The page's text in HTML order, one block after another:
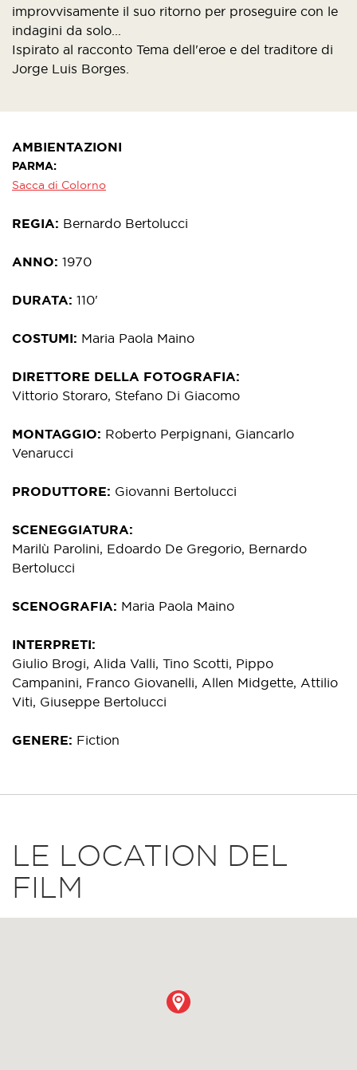
improvvisamente il suo ritorno per proseguire con le
indagini da solo...
Ispirato al racconto Tema dell'eroe e del traditore di
Jorge Luis Borges.
AMBIENTAZIONI
PARMA
Sacca di Colorno
REGIA Bernardo Bertolucci
ANNO 1970
DURATA 110'
COSTUMI Maria Paola Maino
DIRETTORE DELLA FOTOGRAFIA
Vittorio Storaro, Stefano Di Giacomo
MONTAGGIO
Roberto Perpignani, Giancarlo
Venarucci
PRODUTTORE Giovanni Bertolucci
SCENEGGIATURA
Marilù Parolini, Edoardo De Gregorio, Bernardo
Bertolucci
SCENOGRAFIA Maria Paola Maino
INTERPRETI
Giulio Brogi, Alida Valli, Tino Scotti, Pippo
Campanini, Franco Giovanelli, Allen Midgette, Attilio
Viti, Giuseppe Bertolucci
GENERE Fiction
LE LOCATION DEL
FILM